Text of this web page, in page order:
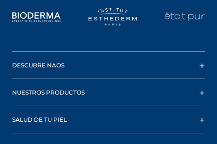
DESCUBRE NAOS
NUESTROS PRODUCTOS
SALUD DE TU PIEL